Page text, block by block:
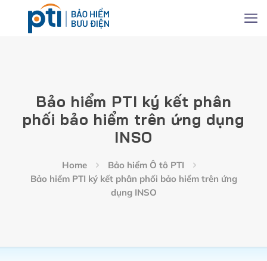
Bảo hiểm PTI ký kết phân
phối bảo hiểm trên ứng dụng
INSO
Home
Bảo hiểm Ô tô PTI
Bảo hiểm PTI ký kết phân phối bảo hiểm trên ứng
dụng INSO